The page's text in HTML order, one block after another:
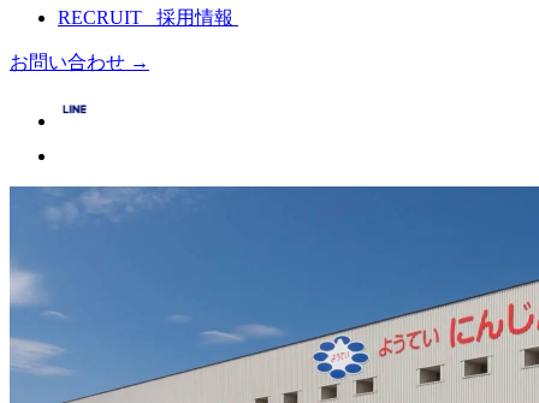
RECRUIT 採用情報
お問い合わせ →